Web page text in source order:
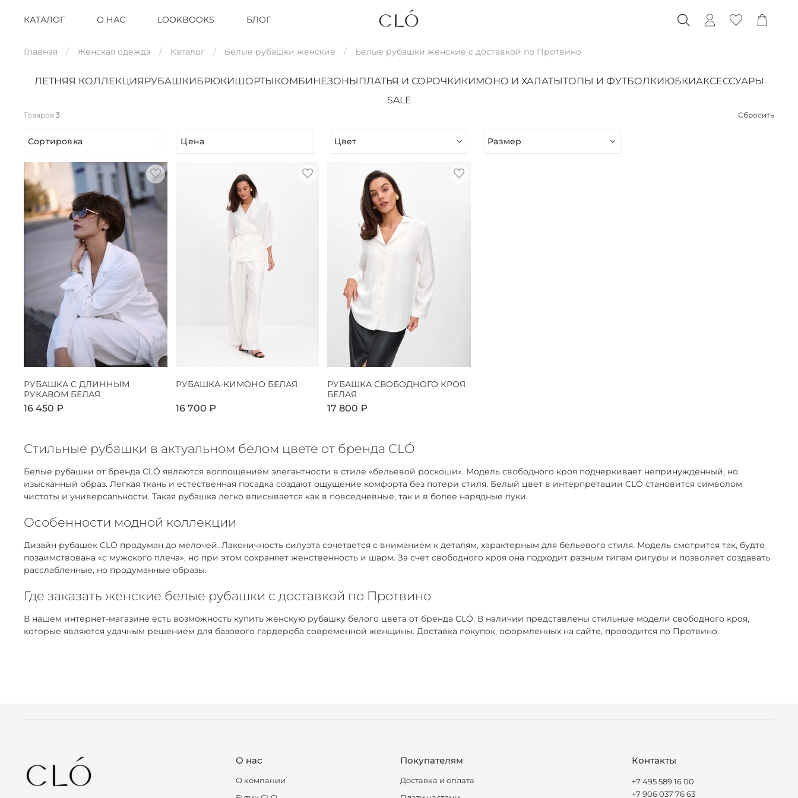
КАТАЛОГ О НАС LOOKBOOKS БЛОГ
Главная Женская одежда Каталог Белые рубашки женские Белые рубашки женские с доставкой по Протвино
ЛЕТНЯЯ КОЛЛЕКЦИЯ РУБАШКИБРЮКИШОРТЫ КОМБИНЕЗОНЫ ПЛАТЬЯ И СОРОЧКИКИМОНО И ХАЛАТЫТОПЫ И ФУТБОЛКИЮБКИАКСЕССУАРЫ
SALE
Товаров 3 Сбросить
Сортировка Цена Цвет Размер
РУБАШКА С ДЛИННЫМ
РУКАВОМ БЕЛАЯ
16 450 ₽
РУБАШКА-КИМОНО БЕЛАЯ
16 700 ₽
РУБАШКА СВОБОДНОГО КРОЯ
БЕЛАЯ
17 800 ₽
Стильные рубашки в актуальном белом цвете от бренда CLÓ
Белые рубашки от бренда CLÓ являются воплощением элегантности в стиле «бельевой роскоши». Модель свободного кроя подчеркивает непринужденный, но
изысканный образ. Легкая ткань и естественная посадка создают ощущение комфорта без потери стиля. Белый цвет в интерпретации CLÓ становится символом
чистоты и универсальности. Такая рубашка легко вписывается как в повседневные, так и в более нарядные луки.
Особенности модной коллекции
Дизайн рубашек CLÓ продуман до мелочей. Лаконичность силуэта сочетается с вниманием к деталям, характерным для бельевого стиля. Модель смотрится так, будто
позаимствована «с мужского плеча», но при этом сохраняет женственность и шарм. За счет свободного кроя она подходит разным типам фигуры и позволяет создавать
расслабленные, но продуманные образы.
Где заказать женские белые рубашки с доставкой по Протвино
В нашем интернет-магазине есть возможность купить женскую рубашку белого цвета от бренда CLÓ. В наличии представлены стильные модели свободного кроя,
которые являются удачным решением для базового гардероба современной женщины. Доставка покупок, оформленных на сайте, проводится по Протвино.
О нас
О компании
Покупателям
Доставка и оплата
Контакты
+7 495 589 16 00
+7 906 037 76 63